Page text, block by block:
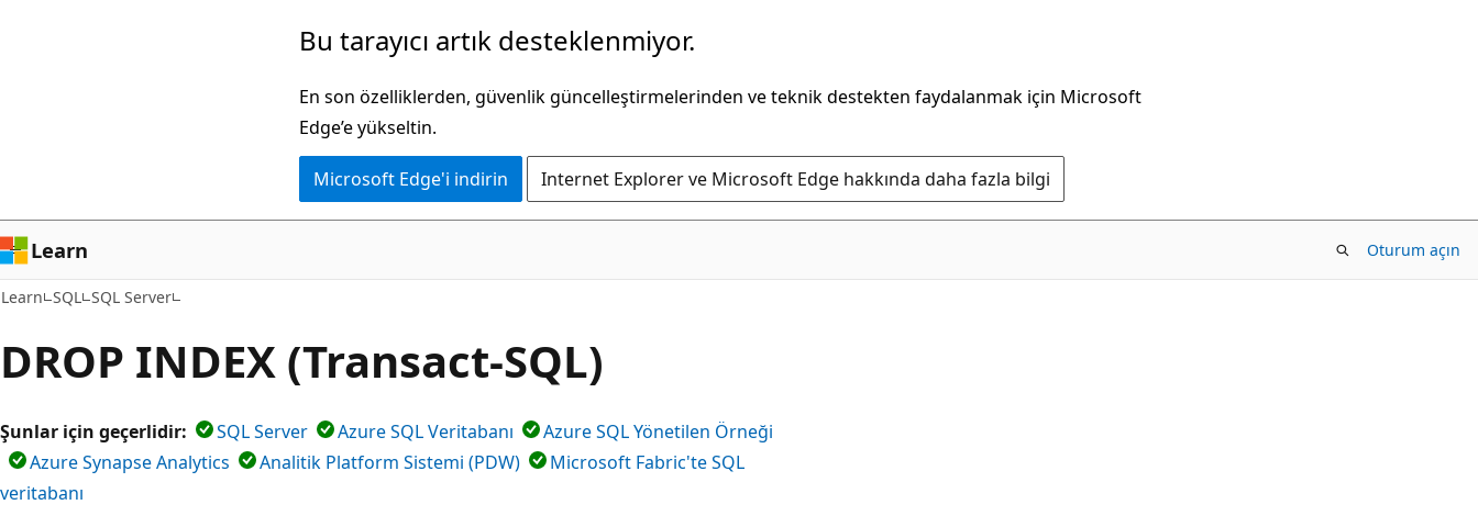
Bu tarayıcı artık desteklenmiyor.
En son özelliklerden, güvenlik güncelleştirmelerinden ve teknik destekten faydalanmak için Microsoft
Edge’e yükseltin.
Microsoft Edge'i indirin Internet Explorer ve Microsoft Edge hakkında daha fazla bilgi
Learn Oturum açın
Learn SQL SQL Server
DROP INDEX (Transact-SQL)
Şunlar için geçerlidir: SQL Server Azure SQL Veritabanı
Azure SQL Yönetilen Örneği
Azure Synapse Analytics
Analitik Platform Sistemi (PDW)
Microsoft Fabric'te SQL
veritabanı